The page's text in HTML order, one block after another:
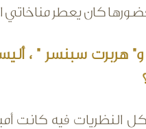
كان يعطر مناخاتي
هربرت سبنسر " ،
النظريات فيه كانت